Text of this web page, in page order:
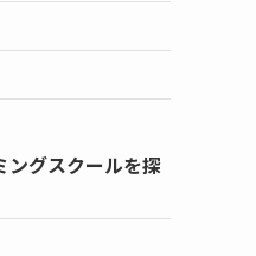
ングスクールを探